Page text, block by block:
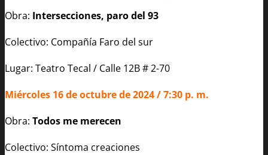
Obra: Intersecciones, paro del 93
Colectivo: Compañía Faro del sur
Lugar: Teatro Tecal / Calle 12B # 2-70
Miércoles 16 de octubre de 2024 / 7:30 p. m.
Obra: Todos me merecen
Colectivo: Síntoma creaciones